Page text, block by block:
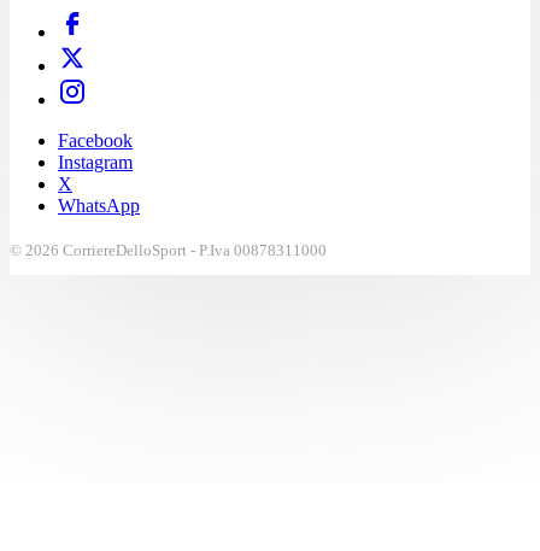
Facebook
Instagram
X
WhatsApp
© 2026 CorriereDelloSport - P.Iva 00878311000